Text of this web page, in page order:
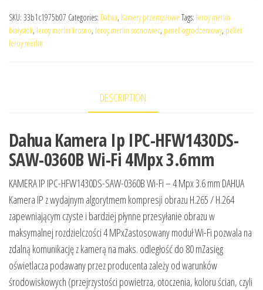
SKU: 33b1c1975b07 Categories: Dahua, Kamery przemysłowe Tags: leroy merlin
białystok, leroy merlin krosno, leroy merlin sosnowiec, panel ogrodzeniowy, pellet
leroy merlin
DESCRIPTION
Dahua Kamera Ip IPC-HFW1430DS-
SAW-0360B Wi-Fi 4Mpx 3.6mm
KAMERA IP IPC-HFW1430DS-SAW-0360B Wi-Fi – 4 Mpx 3.6 mm DAHUA
Kamera IP z wydajnym algorytmem kompresji obrazu H.265 / H.264
zapewniającym czyste i bardziej płynne przesyłanie obrazu w
maksymalnej rozdzielczości 4 MPxZastosowany moduł Wi-Fi pozwala na
zdalną komunikację z kamerą na maks. odległość do 80 mZasięg
oświetlacza podawany przez producenta zależy od warunków
środowiskowych (przejrzystości powietrza, otoczenia, koloru ścian, czyli